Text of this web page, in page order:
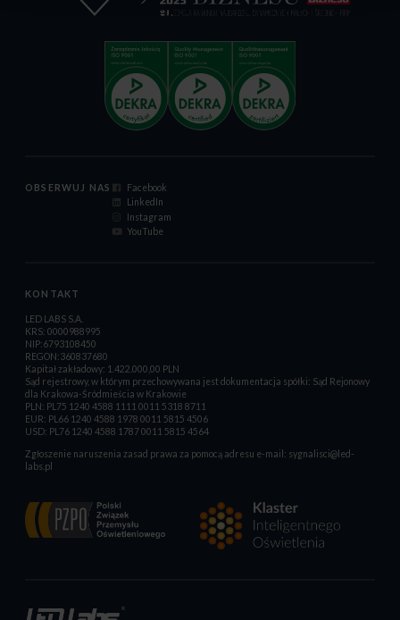
OBSERWUJ NAS
Facebook
LinkedIn
Instagram
YouTube
KONTAKT
LED LABS S.A.
KRS: 0000988995
NIP:6793108450
REGON:360837680
Kapitał zakładowy: 1.422.000,00 PLN
Sąd rejestrowy, w którym przechowywana jest dokumentacja spółki: Sąd Rejonowy
dla Krakowa-Śródmieścia w Krakowie
PLN: PL75 1240 4588 1111 0011 5318 8711
EUR: PL66 1240 4588 1978 0011 5815 4506
USD: PL76 1240 4588 1787 0011 5815 4564
Zgłoszenie naruszenia zasad prawa za pomocą adresu e-mail: sygnalisci@led-
labs.pl